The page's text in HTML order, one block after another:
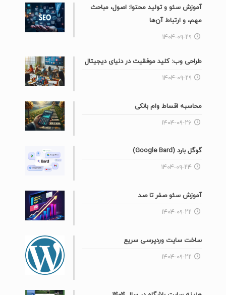
آموزش سئو و تولید محتوا: اصول، مباحث
مهم، و ارتباط آن‌ها
۱۴۰۴-۰۹-۲۹
طراحی وب: کلید موفقیت در دنیای دیجیتال
۱۴۰۴-۰۹-۲۹
محاسبه اقساط وام بانکی
۱۴۰۴-۰۹-۲۶
گوگل بارد (Google Bard)
۱۴۰۴-۰۹-۲۴
آموزش سئو صفر تا صد
۱۴۰۴-۰۹-۲۲
ساخت سایت وردپرسی سریع
۱۴۰۴-۰۹-۲۲